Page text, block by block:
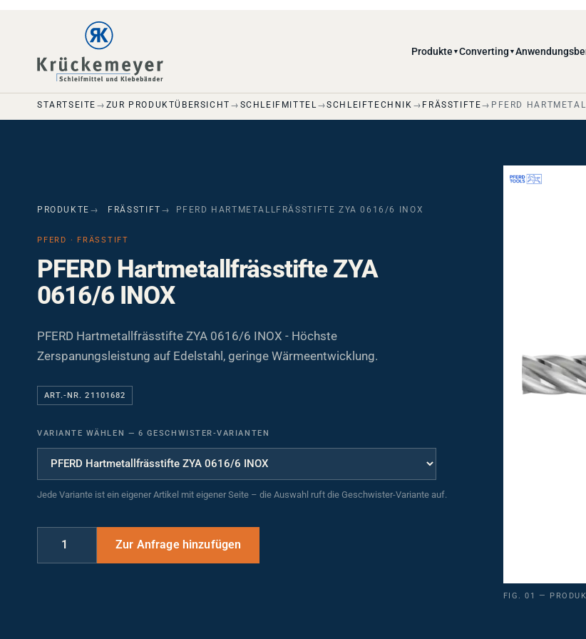
STARTSEITE ZUR PRODUKTÜBERSICHT SCHLEIFMITTEL SCHLEIFTECHNIK FRÄSSTIFTE PFERD
PRODUKTE FRÄSSTIFT PFERD HARTMETALLFRÄSSTIFTE ZYA 0616/6 INOX
PFERD · FRÄSSTIFT
PFERD Hartmetallfrässtifte ZYA
0616/6 INOX
PFERD Hartmetallfrässtifte ZYA 0616/6 INOX - Höchste
Zerspanungsleistung auf Edelstahl, geringe Wärmeentwicklung.
VARIANTE WÄHLEN
Jede Variante ist ein eigener Artikel mit eigener Seite – die Auswahl ruft die Geschwister-Variante auf.